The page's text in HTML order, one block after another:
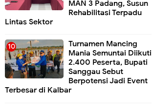
MAN 3 Padang, Susun
Rehabilitasi Terpadu
Lintas Sektor
Turnamen Mancing
Mania Semuntai Diikuti
2.400 Peserta, Bupati
Sanggau Sebut
Berpotensi Jadi Event
Terbesar di Kalbar